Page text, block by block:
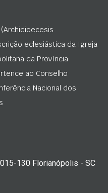
eclesiástica da Igreja
da Província
ao Conselho
Nacional dos
130 Florianópolis - SC